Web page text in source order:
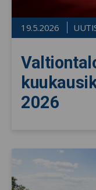
19.5.2026
2026